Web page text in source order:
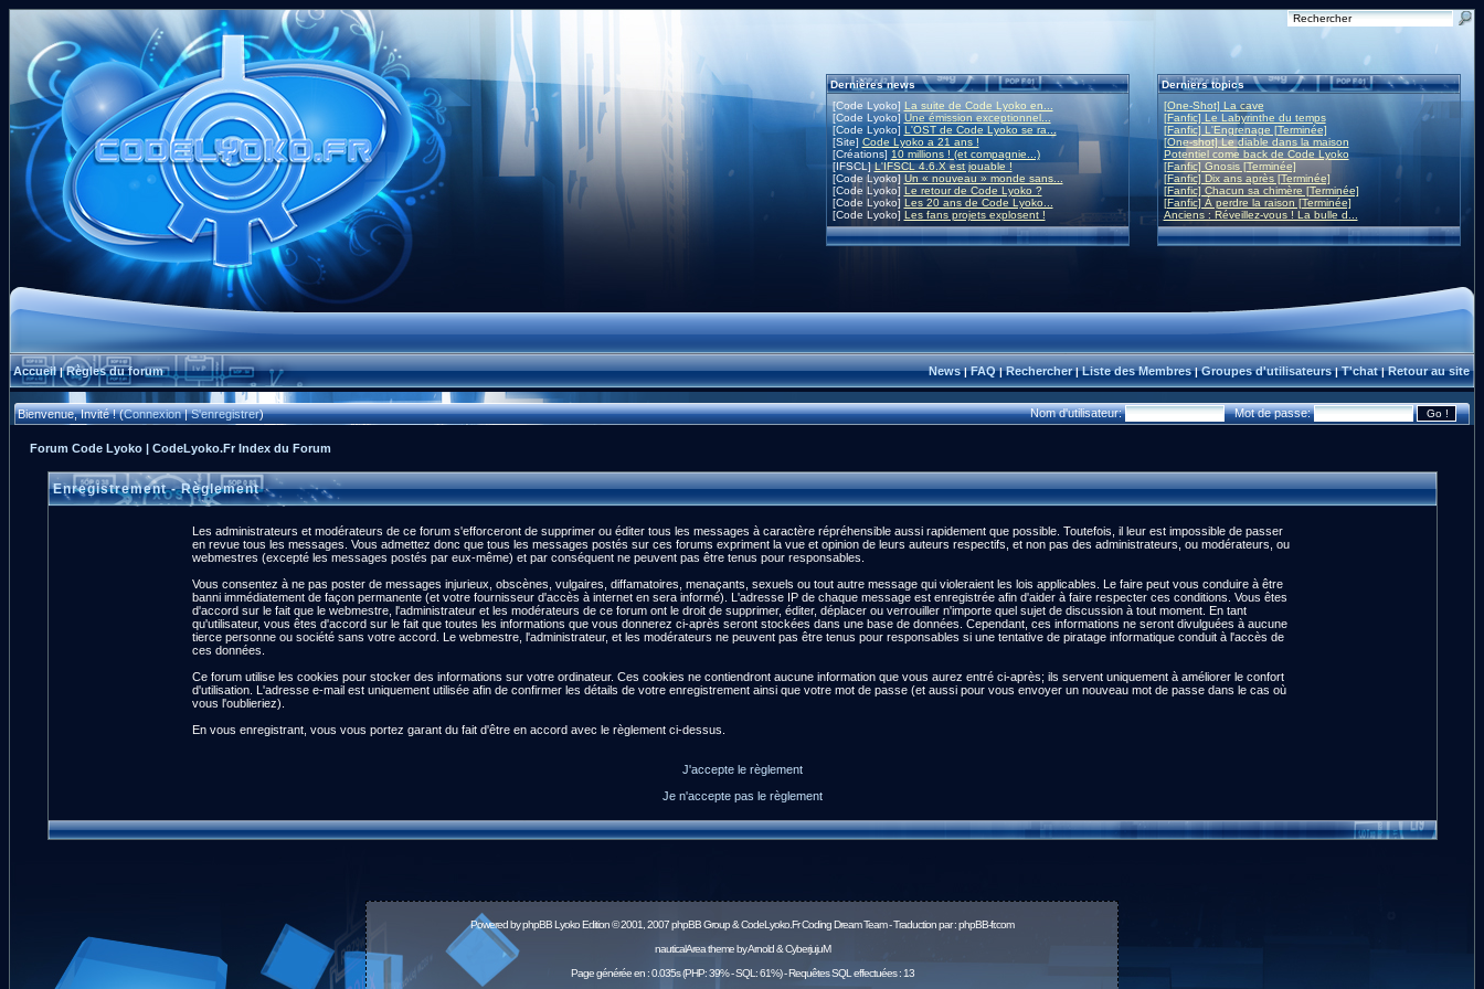
Dernières news
[Code Lyoko] La suite de Code Lyoko en...
[Code Lyoko]Une émission exceptionnel...
[Code Lyoko] L'OST de Code Lyoko se ra...
[Site] Code Lyoko a 21 ans !
[Créations] 10 millions ! (et compagnie...)
[IFSCL]L'IFSCL 4.6.X est jouable !
[Code Lyoko] Un « nouveau » monde sans...
[Code Lyoko] Le retour de Code Lyoko ?
[Code Lyoko] Les 20 ans de Code Lyoko...
[Code Lyoko] Les fans projets explosent !
Derniers topics
[One-Shot] La cave
[Fanfic] Le Labyrinthe du temps
[Fanfic] L'Engrenage [Terminée]
[One-shot] Le diable dans la maison
Potentiel come back de Code Lyoko
[Fanfic] Gnosis [Terminée]
[Fanfic] Dix ans après [Terminée]
[Fanfic] Chacun sa chimère [Terminée]
[Fanfic] À perdre la raison [Terminée]
Anciens : Réveillez-vous ! La bulle d...
Accueil|Règles du forum News|FAQ|Rechercher|Liste des Membres|Groupes d'utilisateurs|T'chat|Retour au site
Bienvenue, Invité ! (Connexion|S'enregistrer) Nom d'utilisateur: Mot de passe:
Forum Code Lyoko | CodeLyoko.Fr Index du Forum
Enregistrement - Règlement
Les administrateurs et modérateurs de ce forum s'efforceront de supprimer ou éditer tous les messages à caractère répréhensible aussi rapidement que possible. Toutefois, il leur est impossible de passer
en revue tous les messages. Vous admettez donc que tous les messages postés sur ces forums expriment la vue et opinion de leurs auteurs respectifs, et non pas des administrateurs, ou modérateurs, ou
webmestres (excepté les messages postés par eux-même) et par conséquent ne peuvent pas être tenus pour responsables.
Vous consentez à ne pas poster de messages injurieux, obscènes, vulgaires, diffamatoires, menaçants, sexuels ou tout autre message qui violeraient les lois applicables. Le faire peut vous conduire à être
banni immédiatement de façon permanente (et votre fournisseur d'accès à internet en sera informé). L'adresse IP de chaque message est enregistrée afin d'aider à faire respecter ces conditions. Vous êtes
d'accord sur le fait que le webmestre, l'administrateur et les modérateurs de ce forum ont le droit de supprimer, éditer, déplacer ou verrouiller n'importe quel sujet de discussion à tout moment. En tant
qu'utilisateur, vous êtes d'accord sur le fait que toutes les informations que vous donnerez ci-après seront stockées dans une base de données. Cependant, ces informations ne seront divulguées à aucune
tierce personne ou société sans votre accord. Le webmestre, l'administrateur, et les modérateurs ne peuvent pas être tenus pour responsables si une tentative de piratage informatique conduit à l'accès de
ces données.
Ce forum utilise les cookies pour stocker des informations sur votre ordinateur. Ces cookies ne contiendront aucune information que vous aurez entré ci-après; ils servent uniquement à améliorer le confort
d'utilisation. L'adresse e-mail est uniquement utilisée afin de confirmer les détails de votre enregistrement ainsi que votre mot de passe (et aussi pour vous envoyer un nouveau mot de passe dans le cas où
vous l'oublieriez).
En vous enregistrant, vous vous portez garant du fait d'être en accord avec le règlement ci-dessus.
J'accepte le règlement
Je n'accepte pas le règlement
Powered byphpBBLyoko Edition © 2001, 2007 phpBB Group & CodeLyoko.Fr Coding Dream Team - Traduction par :phpBB-fr.com
nauticalArea theme by Arnold & CyberjujuM
Page générée en : 0.035s (PHP: 39% - SQL: 61%) - Requêtes SQL effectuées : 13